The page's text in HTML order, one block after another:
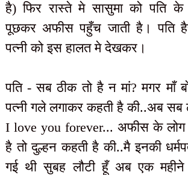
है) फिर रास्ते मे सासुमा को पति
पूछकर अफीस पहुँच जाती है। पति
पत्नी को इस हालत मे देखकर।
पति - सब ठीक तो है न मां? मगर माँ
पत्नी गले लगाकर कहती है की..अब
I love you forever... अफीस के
है तो दुल्हन कहती है की..मै इनकी
गई थी सुबह लौटी हूँ अब एक